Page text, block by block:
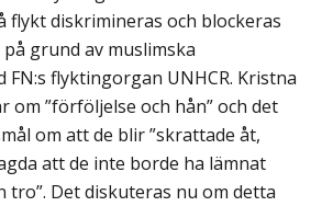
flykt diskrimi­neras och blockeras
grund av muslimska
FN:s flyktingorgan UNHCR. Kristna
om ”förföljelse och hån” och det
om att de blir ”skrattade åt,
att de inte borde ha lämnat
tro”. Det diskuteras nu om detta